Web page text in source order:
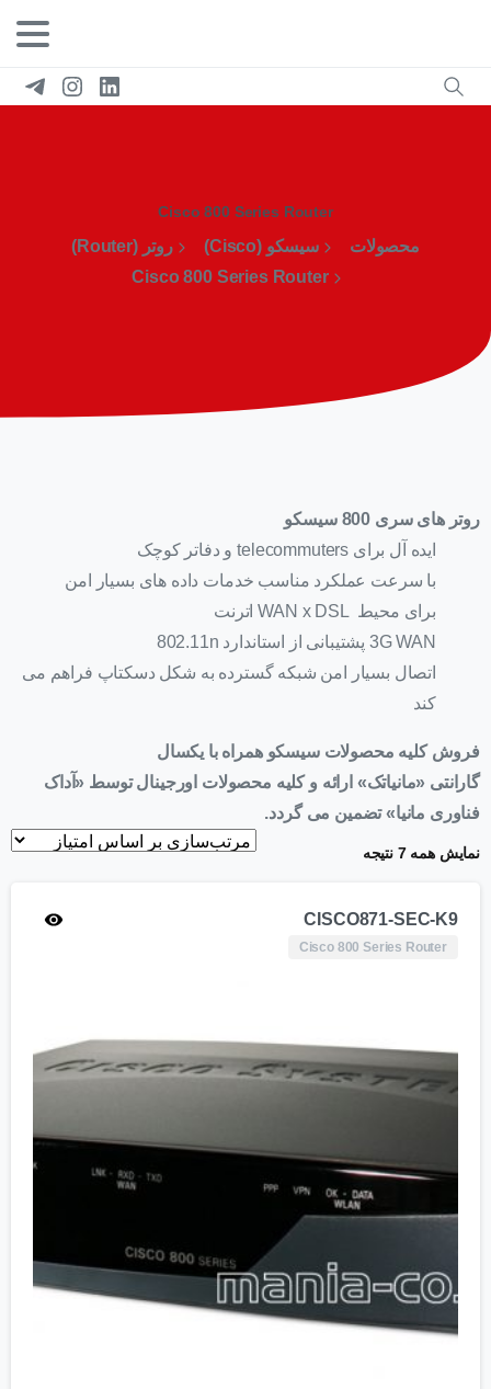
Cisco 800 Series Router
محصولات سیسکو (Cisco)
روتر (Router)
Cisco 800 Series Router
روتر های سری 800 سیسکو
ایده آل برای
و دفاتر کوچک
با سرعت عملکرد مناسب خدمات داده های بسیار امن
برای محیط WAN x DSL اترنت
3G WAN پشتیبانی از استاندارد 802.11n
اتصال بسیار امن شبکه گسترده به شکل دسکتاپ فراهم می
کند
فروش کلیه محصولات سیسکو همراه با یکسال
گارانتی «مانیاتک» ارائه و کلیه محصولات اورجینال توسط «آداک
فناوری مانیا» تضمین می گردد.
نمایش همه 7 نتیجه
CISCO871-SEC-K9
Cisco 800 Series Router